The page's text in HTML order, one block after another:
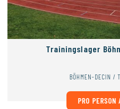
Trainingslager
BÖHMEN-DECIN /
PRO